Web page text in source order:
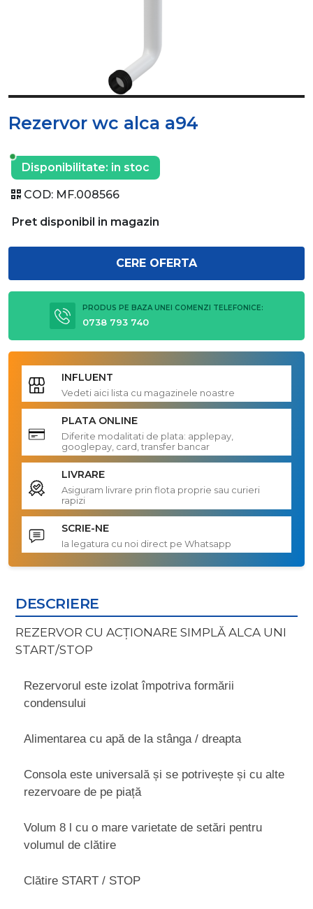
Rezervor wc alca a94
Disponibilitate: in stoc
COD: MF.008566
Pret disponibil in magazin
CERE OFERTA
PRODUS PE BAZA UNEI COMENZI TELEFONICE:
0738 793 740
INFLUENT
Vedeti aici lista cu magazinele noastre
PLATA ONLINE
Diferite modalitati de plata: applepay,
googlepay, card, transfer bancar
LIVRARE
Asiguram livrare prin flota proprie sau curieri
rapizi
SCRIE-NE
Ia legatura cu noi direct pe Whatsapp
DESCRIERE
REZERVOR CU ACŢIONARE SIMPLĂ ALCA UNI
START/STOP
Rezervorul este izolat împotriva formării
condensului
Alimentarea cu apă de la stânga / dreapta
Consola este universală și se potrivește și cu alte
rezervoare de pe piață
Volum 8 l cu o mare varietate de setări pentru
volumul de clătire
Clătire START / STOP